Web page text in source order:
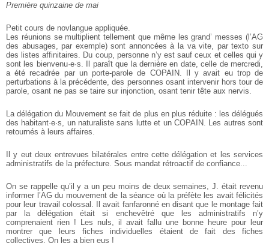
Première quinzaine de mai
Petit cours de novlangue appliquée.
Les réunions se multiplient tellement que même les grand’ messes (l’AG
des abusages, par exemple) sont annoncées à la va vite, par texto sur
des listes affinitaires. Du coup, personne n’y est sauf ceux et celles qui y
sont les bienvenu·e·s. Il
paraît que la dernière en date, celle de mercredi,
a été recadrée par un porte-parole de COPAIN. Il y avait eu trop de
perturbations à la précédente, des personnes osant intervenir hors tour de
parole, osant ne pas se taire sur injonction, osant tenir tête aux nervis.
La délégation du Mouvement se fait de plus en plus réduite : les délégués
des habitant·e·s, un naturaliste sans lutte et un COPAIN. Les autres sont
retournés àleurs affaires.
Il y eut deux entrevues bilatérales entre cette délégation et les services
administratifs de la préfecture. Sous mandat rétroactif de confiance...
On se rappelle qu’il y a un peu moins de deux semaines, J. était revenu
informer l’AG du mouvement de la séance où la préfète les avait félicités
pour leur travail colossal. Il avait fanfaronné en disant que le montage fait
par la délégation était si enchevêtré que les administratifs n’y
comprenaient rien ! Les nuls, il avait fallu une bonne heure pour leur
montrer que leurs fiches individuelles étaient de fait des fiches
collectives. On les a bien eus !